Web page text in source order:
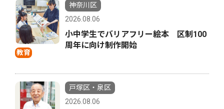
教育
神奈川区
2026.08.06
小中学生でバリアフリー絵本 区制100
周年に向け制作開始
戸塚区・泉区
2026.08.06